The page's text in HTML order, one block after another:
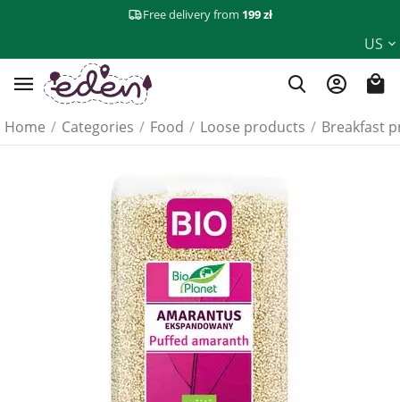
Free delivery from 199 zł
US
Home / Categories / Food / Loose products / Breakfast